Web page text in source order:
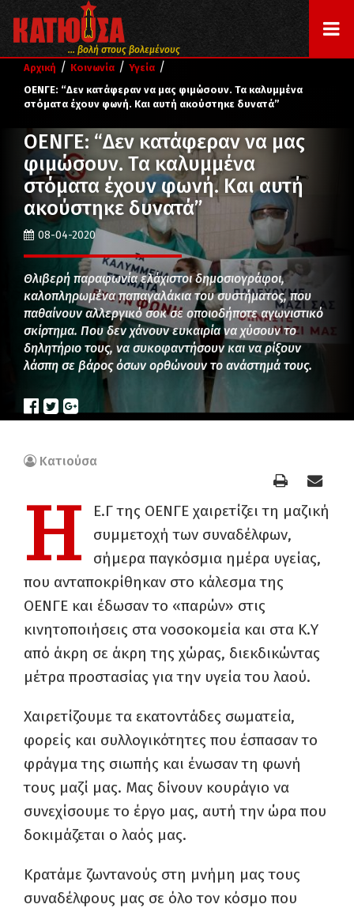
... βολή στους βολεμένους
Αρχική / Κοινωνία / Υγεία /
ΟΕΝΓΕ: “Δεν κατάφεραν να μας φιμώσουν. Τα καλυμμένα
στόματα έχουν φωνή. Και αυτή ακούστηκε δυνατά”
ΟΕΝΓΕ: “Δεν κατάφεραν να μας
φιμώσουν. Τα καλυμμένα
στόματα έχουν φωνή. Και αυτή
ακούστηκε δυνατά”
08-04-2020
Θλιβερή παραφωνία ελάχιστοι δημοσιογράφοι,
καλοπληρωμένα παπαγαλάκια του συστήματος, που
παθαίνουν αλλεργικό σοκ σε οποιοδήποτε αγωνιστικό
σκίρτημα. Που δεν χάνουν ευκαιρία να χύσουν το
δηλητήριο τους, να συκοφαντήσουν και να ρίξουν
λάσπη σε βάρος όσων ορθώνουν το ανάστημά τους.
Κατιούσα
Η
Ε.Γ της ΟΕΝΓΕ χαιρετίζει τη μαζική
συμμετοχή των συναδέλφων,
σήμερα παγκόσμια ημέρα υγείας,
που ανταποκρίθηκαν στο κάλεσμα της
ΟΕΝΓΕ και έδωσαν το «παρών» στις
κινητοποιήσεις στα νοσοκομεία και στα Κ.Υ
από άκρη σε άκρη της χώρας, διεκδικώντας
μέτρα προστασίας για την υγεία του λαού.
Χαιρετίζουμε τα εκατοντάδες σωματεία,
φορείς και συλλογικότητες που έσπασαν το
φράγμα της σιωπής και ένωσαν τη φωνή
τους μαζί μας. Μας δίνουν κουράγιο να
συνεχίσουμε το έργο μας, αυτή την ώρα που
δοκιμάζεται ο λαός μας.
Κρατάμε ζωντανούς στη μνήμη μας τους
συναδέλφους μας σε όλο τον κόσμο που